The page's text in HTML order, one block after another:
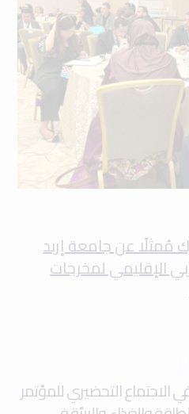
عن جامعة إربد
الإقليمي لمخرجات
الاجتماع التحضيري للمؤتمر